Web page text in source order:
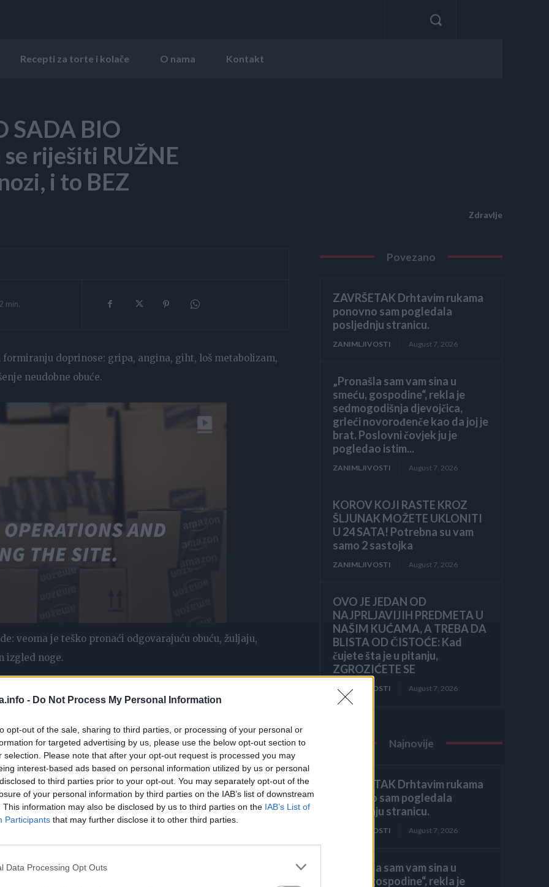
- Do Not Process My Personal Information
opt-out of the sale, sharing to third parties, or processing of your personal or
for targeted advertising by us, please use the below opt-out section to
selection. Please note that after your opt-out request is processed you may
interest-based ads based on personal information utilized by us or personal
to third parties prior to your opt-out. You may separately opt-out of the
of your personal information by third parties on the IAB’s list of downstream
This information may also be disclosed by us to third parties on the IAB’s List of
Participants that may further disclose it to other third parties.
Data Processing Opt Outs
Recepti za torte i kolače O nama Kontakt
SADA BIO
riješiti RUŽNE
i to BEZ
Zdravlje
2 min.
doprinose: gripa, angina, giht, loš metabolizam,
neudobne obuće.
veoma je teško pronaći odgovarajuću obuću, žuljaju,
izgled noge.
Tradicionalna medicina ima efikasna sredstva u
soli na sljedeći nacin:
300 ml vode i kuvati 5 minuta (u emaliranom sudu). Poslije
(nemojte popiti sve odjednom). Postupak raditi 3 dana
ponovite ponovo za 7 dana.
Povezano
ZAVRŠETAK Drhtavim rukama
ponovno sam pogledala
posljednju stranicu.
ZANIMLJIVOSTI August 7, 2026
„Pronašla sam vam sina u
smeću, gospodine“, rekla je
sedmogodišnja djevojčica,
grleći novorođenče kao da joj je
brat. Poslovni čovjek ju je
pogledao istim...
ZANIMLJIVOSTI August 7, 2026
KOROV KOJI RASTE KROZ
ŠLJUNAK MOŽETE UKLONITI
U 24 SATA! Potrebna su vam
samo 2 sastojka
ZANIMLJIVOSTI August 7, 2026
OVO JE JEDAN OD
NAJPRLJAVIJIH PREDMETA U
NAŠIM KUĆAMA, A TREBA DA
BLISTA OD ČISTOĆE: Kad
čujete šta je u pitanju,
ZGROZIĆETE SE
ZANIMLJIVOSTI August 7, 2026
Najnovije
ZAVRŠETAK Drhtavim rukama
ponovno sam pogledala
posljednju stranicu.
ZANIMLJIVOSTI August 7, 2026
„Pronašla sam vam sina u
smeću, gospodine“, rekla je